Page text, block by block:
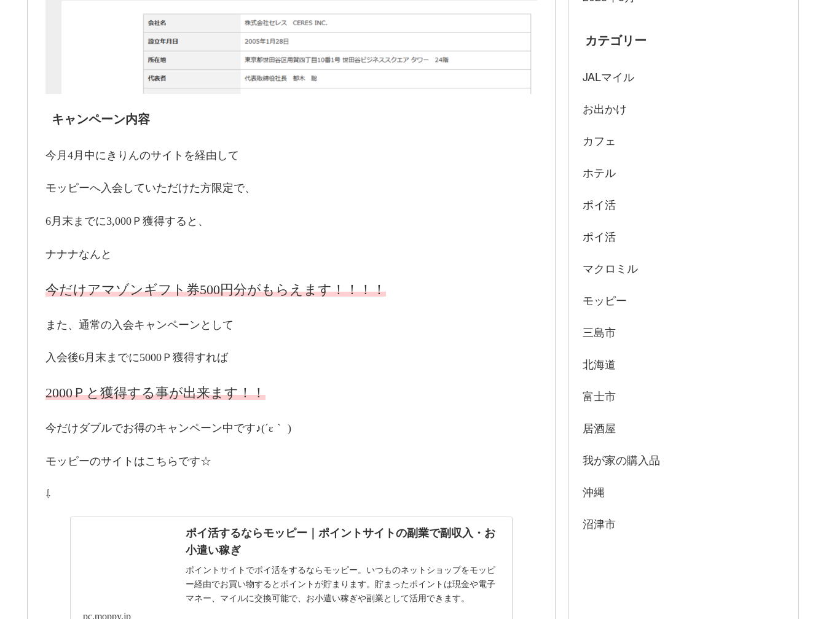
キャンペーン内容
今月4月中にきりんのサイトを経由して
モッピーへ入会していただけた方限定で、
6月末までに3,000Ｐ獲得すると、
ナナナなんと
今だけアマゾンギフト券500円分がもらえます！！！！
また、通常の入会キャンペーンとして
入会後6月末までに5000Ｐ獲得すれば
2000Ｐと獲得する事が出来ます！！
今だけダブルでお得のキャンペーン中です♪(´ε｀ )
モッピーのサイトはこちらです☆
⇩
ポイ活するならモッピー｜ポイントサイトの副業で副収入・お
小遣い稼ぎ
ポイントサイトでポイ活をするならモッピー。いつものネットショップをモッピ
ー経由でお買い物するとポイントが貯まります。貯まったポイントは現金や電子
マネー、マイルに交換可能で、お小遣い稼ぎや副業として活用できます。
pc.moppy.jp
カテゴリー
JALマイル
お出かけ
カフェ
ホテル
ポイ活
ポイ活
マクロミル
モッピー
三島市
北海道
富士市
居酒屋
我が家の購入品
沖縄
沼津市